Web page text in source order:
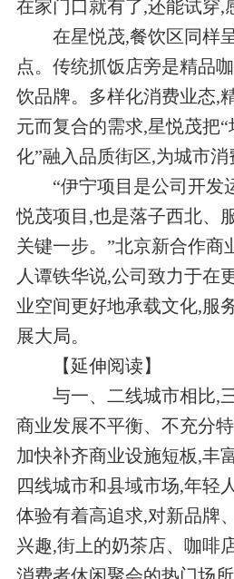
在家门口就有了,还能试穿,
在星悦茂,餐饮区同样
点。传统抓饭店旁是精品
饮品牌。多样化消费业态,
元而复合的需求,星悦茂把“
化”融入品质街区,为城市消
“伊宁项目是公司开发
悦茂项目,也是落子西北、
关键一步。”北京新合作商
人谭铁华说,公司致力于在
业空间更好地承载文化,服
展大局。
【延伸阅读】
与一、二线城市相比,
商业发展不平衡、不充分
加快补齐商业设施短板,丰
四线城市和县域市场,年轻
体验有着高追求,对新品牌
兴趣,街上的奶茶店、咖啡